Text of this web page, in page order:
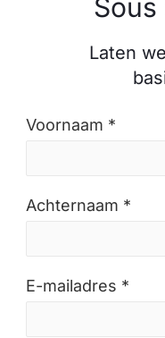
Laten
Voornaam *
Achternaam *
E-mailadres *